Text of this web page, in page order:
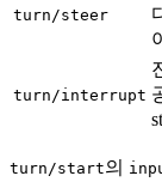
turn/steer
turn/interrupt
turn/start의